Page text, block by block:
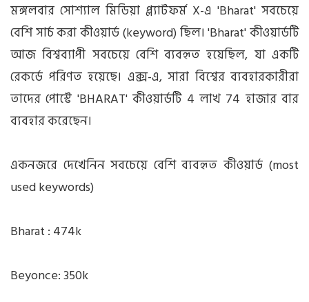
মঙ্গলবার সোশ্যাল মিডিয়া প্ল্যাটফর্ম X-এ 'Bharat' সবচেয়ে
বেশি সার্চ করা কীওয়ার্ড (keyword) ছিল। 'Bharat' কীওয়ার্ডটি
আজ বিশ্বব্যাপী সবচেয়ে বেশি ব্যবহৃত হয়েছিল, যা একটি
রেকর্ডে পরিণত হয়েছে। এক্স-এ, সারা বিশ্বের ব্যবহারকারীরা
তাদের পোস্টে 'BHARAT' কীওয়ার্ডটি 4 লাখ 74 হাজার বার
ব্যবহার করেছেন।
একনজরে দেখেনিন সবচেয়ে বেশি ব্যবহৃত কীওয়ার্ড (most
used keywords)
Bharat : 474k
Beyonce: 350k